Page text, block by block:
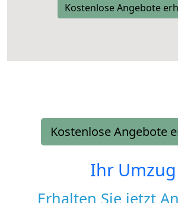
Kostenlose Angebote
Kostenlose Angebote
Ihr Umzug
Erhalten Sie jetzt